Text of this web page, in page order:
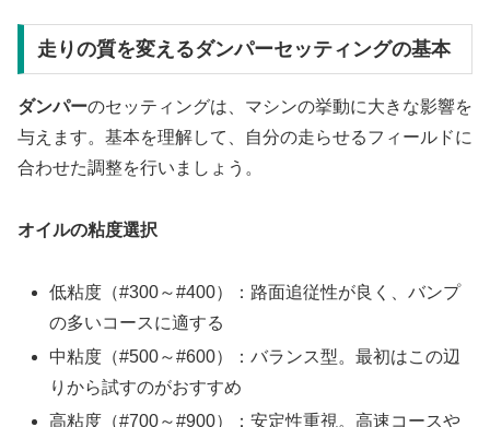
走りの質を変えるダンパーセッティングの基本
ダンパーのセッティングは、マシンの挙動に大きな影響を
与えます。基本を理解して、自分の走らせるフィールドに
合わせた調整を行いましょう。
オイルの粘度選択
低粘度（#300～#400）：路面追従性が良く、バンプ
の多いコースに適する
中粘度（#500～#600）：バランス型。最初はこの辺
りから試すのがおすすめ
高粘度（#700～#900）：安定性重視。高速コースや